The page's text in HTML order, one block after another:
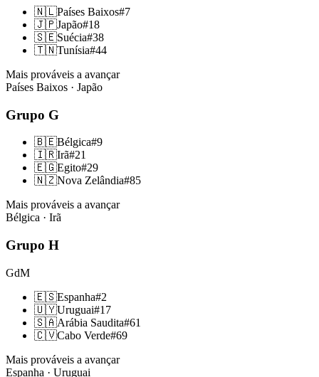
🇳🇱Países Baixos#7
🇯🇵Japão#18
🇸🇪Suécia#38
🇹🇳Tunísia#44
Mais prováveis a avançar
Países Baixos · Japão
Grupo G
🇧🇪Bélgica#9
🇮🇷Irã#21
🇪🇬Egito#29
🇳🇿Nova Zelândia#85
Mais prováveis a avançar
Bélgica · Irã
Grupo H
GdM
🇪🇸Espanha#2
🇺🇾Uruguai#17
🇸🇦Arábia Saudita#61
🇨🇻Cabo Verde#69
Mais prováveis a avançar
Espanha · Uruguai